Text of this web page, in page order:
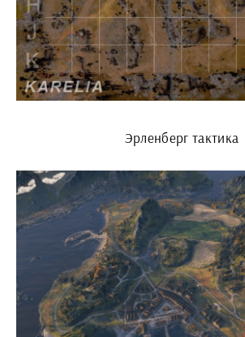
Эрленберг тактика